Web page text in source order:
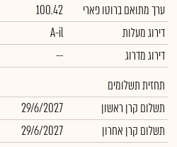
ערך מתואם ברוטו פארי
100.42
דירוג מעלות
A-il
דירוג מדרוג
--
תחזית תשלומים
תשלום קרן ראשון
29/6/2027
תשלום קרן אחרון
29/6/2027